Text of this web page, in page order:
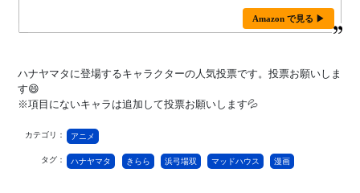
Amazon で見る ▶
ハナヤマタに登場するキャラクターの人気投票です。投票お願いしま
す😄
※項目にないキャラは追加して投票お願いします💦
カテゴリ： アニメ
タグ： ハナヤマタ きらら 浜弓場双 マッドハウス 漫画